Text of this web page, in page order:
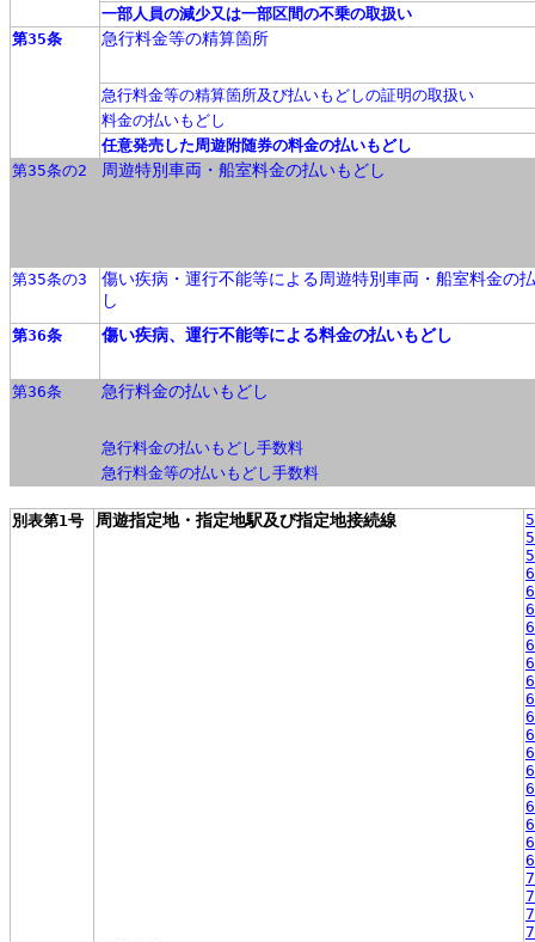
一部人員の減少又は一部区間の不乗の取扱い
第35条
急行料金等の精算箇所
急行料金等の精算箇所及び払いもどしの証明の取扱い
料金の払いもどし
任意発売した周遊附随券の料金の払いもどし
第35条の2
周遊特別車両・船室料金の払いもどし
第35条の3
傷い疾病・運行不能等による周遊特別車両・船室料金の
し
第36条 傷い疾病、運行不能等による料金の払いもどし
第36条 急行料金の払いもどし
急行料金の払いもどし手数料
急行料金等の払いもどし手数料
別表第1号 周遊指定地・指定地駅及び指定地接続線